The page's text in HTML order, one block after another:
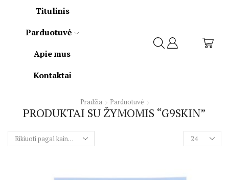
Titulinis
Parduotuvė
Apie mus
Kontaktai
Pradžia Parduotuvė
PRODUKTAI SU ŽYMOMIS “G9SKIN”